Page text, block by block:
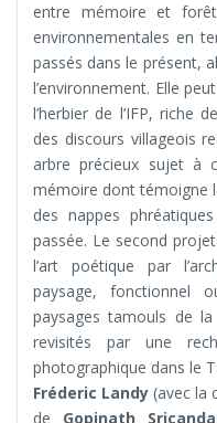
entre mémoire et
environnementales en
passés dans le présent,
l’environnement. Elle
l’herbier de l’IFP, riche
des discours villageois
arbre précieux sujet à
mémoire dont témoigne
des nappes
passée. Le second
l’art poétique par
paysage, fonctionnel
paysages tamouls de
revisités par une
photographique dans le
Fréderic Landy (avec la
de Gopinath